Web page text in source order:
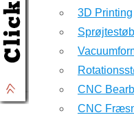
3D Printing
CNC
CNC